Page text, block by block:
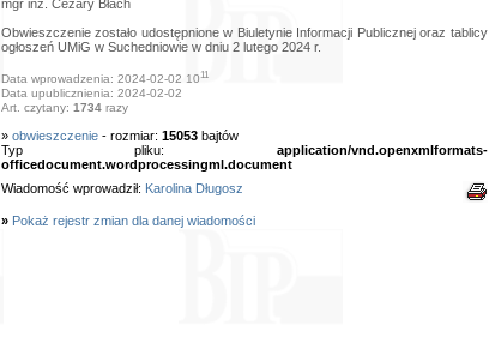
mgr inż. Cezary Błach
Obwieszczenie zostało udostępnione w Biuletynie Informacji Publicznej oraz tablicy
ogłoszeń UMiG w Suchedniowie w dniu 2 lutego 2024 r.
Data wprowadzenia: 2024-02-02 1011
Data upublicznienia: 2024-02-02
Art. czytany: 1734razy
» obwieszczenie- rozmiar: 15053bajtów
Typ pliku: application/vnd.openxmlformats-
officedocument.wordprocessingml.document
Wiadomość wprowadził: Karolina Długosz
» Pokaż rejestr zmian dla danej wiadomości